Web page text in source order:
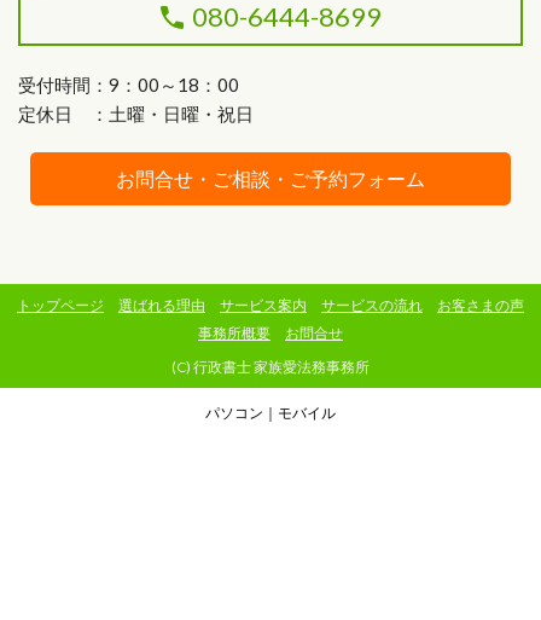
080-6444-8699
受付時間：9：00～18：00
定休日 ：土曜・日曜・祝日
お問合せ・ご相談・ご予約フォーム
(C) 行政書士 家族愛法務事務所
トップページ 選ばれる理由 サービス案内 サービスの流れ
お客さまの声
事務所概要
お問合せ
パソコン ｜モバイル